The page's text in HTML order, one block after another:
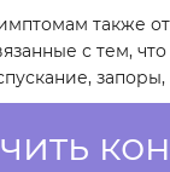
также
с тем,